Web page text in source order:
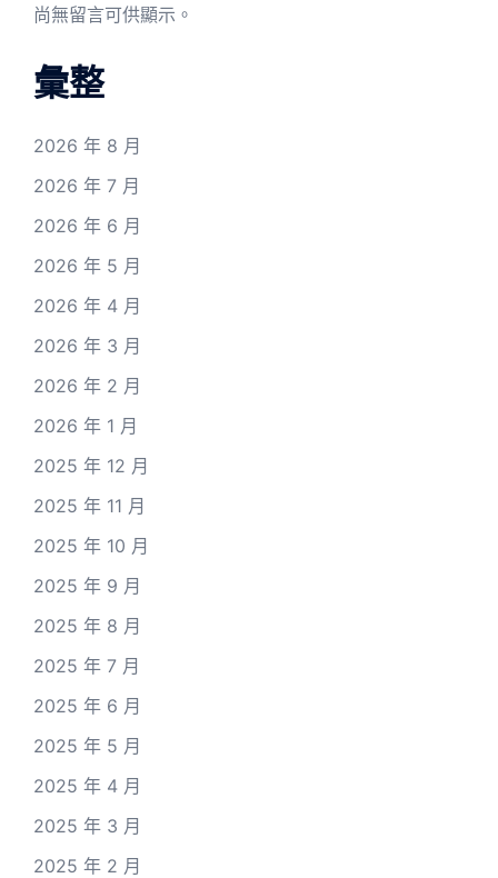
尚無留言可供顯示。
彙整
2026 年 8 月
2026 年 7 月
2026 年 6 月
2026 年 5 月
2026 年 4 月
2026 年 3 月
2026 年 2 月
2026 年 1 月
2025 年 12 月
2025 年 11 月
2025 年 10 月
2025 年 9 月
2025 年 8 月
2025 年 7 月
2025 年 6 月
2025 年 5 月
2025 年 4 月
2025 年 3 月
2025 年 2 月